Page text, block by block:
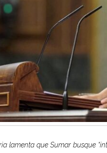
lamenta que Sumar busque